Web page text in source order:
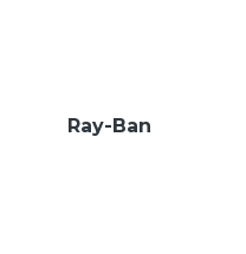
Ray-Ban